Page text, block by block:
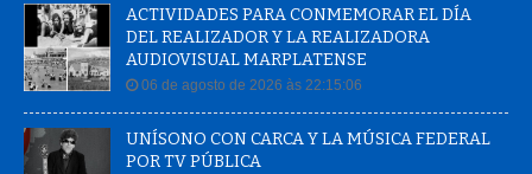
ACTIVIDADES PARA CONMEMORAR EL DÍA
DEL REALIZADOR Y LA REALIZADORA
AUDIOVISUAL MARPLATENSE
06 de agosto de 2026 às 22:15:06
UNÍSONO CON CARCA Y LA MÚSICA FEDERAL
POR TV PÚBLICA